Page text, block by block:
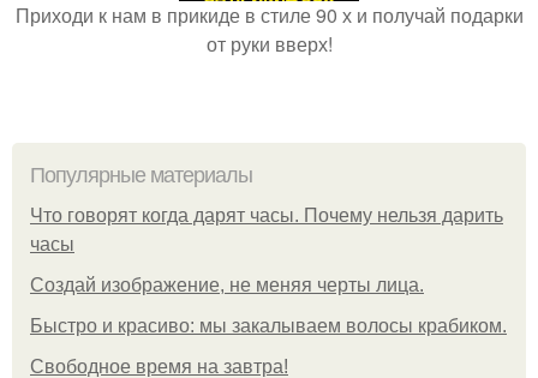
Приходи к нам в прикиде в стиле 90 х и получай подарки
от руки вверх!
Популярные материалы
Что говорят когда дарят часы. Почему нельзя дарить
часы
Создай изображение, не меняя черты лица.
Быстро и красиво: мы закалываем волосы крабиком.
Свободное время на завтра!